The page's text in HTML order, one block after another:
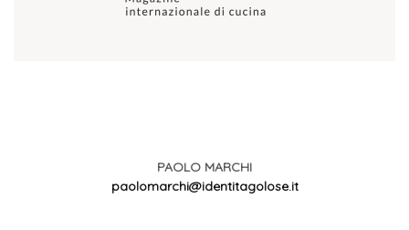
PAOLO MARCHI
paolomarchi@identitagolose.it